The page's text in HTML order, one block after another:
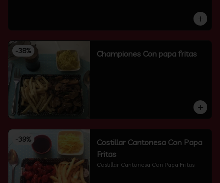
-38% Championes Con papa fritas
-39%
Costillar Cantonesa Con Papa
Fritas
Costillar Cantonesa Con Papa Fritas